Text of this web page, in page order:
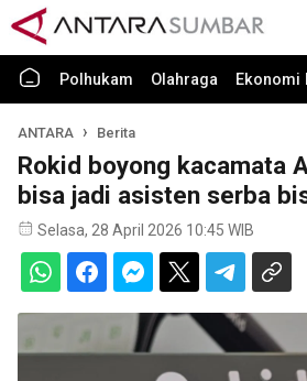
Polhukam Olahraga Ekonomi
ANTARA Berita
Rokid boyong kacamata
bisa jadi asisten serba
Selasa, 28 April 2026 10:45 WIB